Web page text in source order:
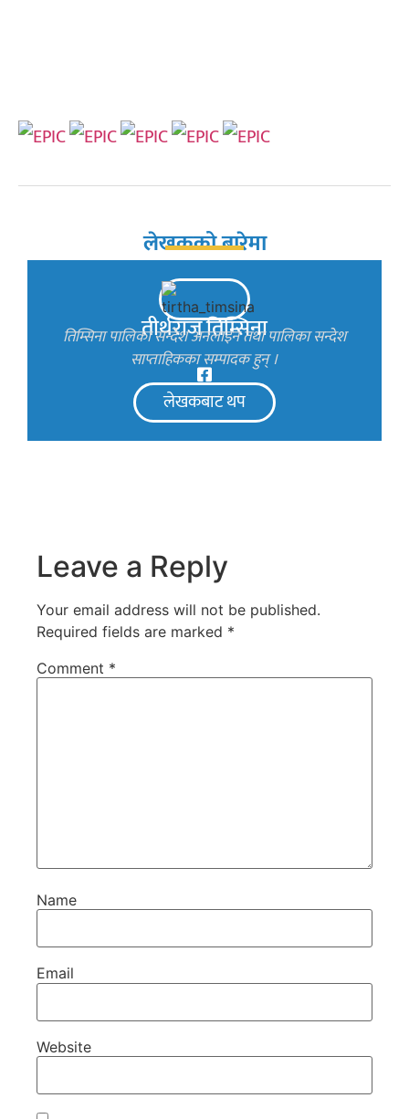
लेखकको बारेमा
तीर्थराज तिम्सिना
तिम्सिना पालिका सन्देश अनलाइन तथा पालिका सन्देश
साप्ताहिकका सम्पादक हुन् ।
लेखकबाट थप
Leave a Reply
Your email address will not be published.
Required fields are marked *
Comment *
Name
Email
Website